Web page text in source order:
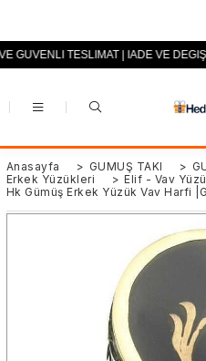
+90 (0553) 694 94 70
GÜVENLİ TESLİMAT | İADE VE
Anasayfa > GÜMÜŞ TAKI >
Erkek Yüzükleri
> Elif - Vav
Hk Gümüş Erkek Yüzük Vav Harfi